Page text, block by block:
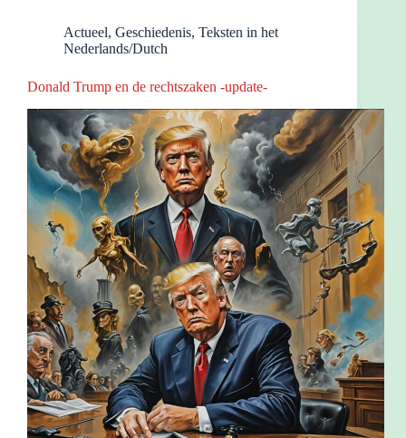
Actueel, Geschiedenis, Teksten in het
Nederlands/Dutch
Donald Trump en de rechtszaken -update-